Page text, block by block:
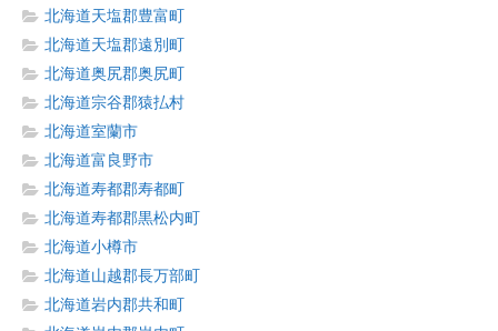
北海道天塩郡豊富町
北海道天塩郡遠別町
北海道奥尻郡奥尻町
北海道宗谷郡猿払村
北海道室蘭市
北海道富良野市
北海道寿都郡寿都町
北海道寿都郡黒松内町
北海道小樽市
北海道山越郡長万部町
北海道岩内郡共和町